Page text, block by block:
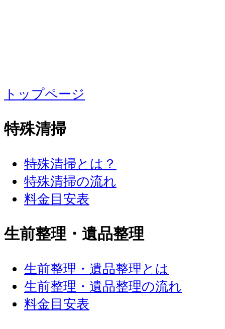
トップページ
特殊清掃
特殊清掃とは？
特殊清掃の流れ
料金目安表
生前整理・遺品整理
生前整理・遺品整理とは
生前整理・遺品整理の流れ
料金目安表